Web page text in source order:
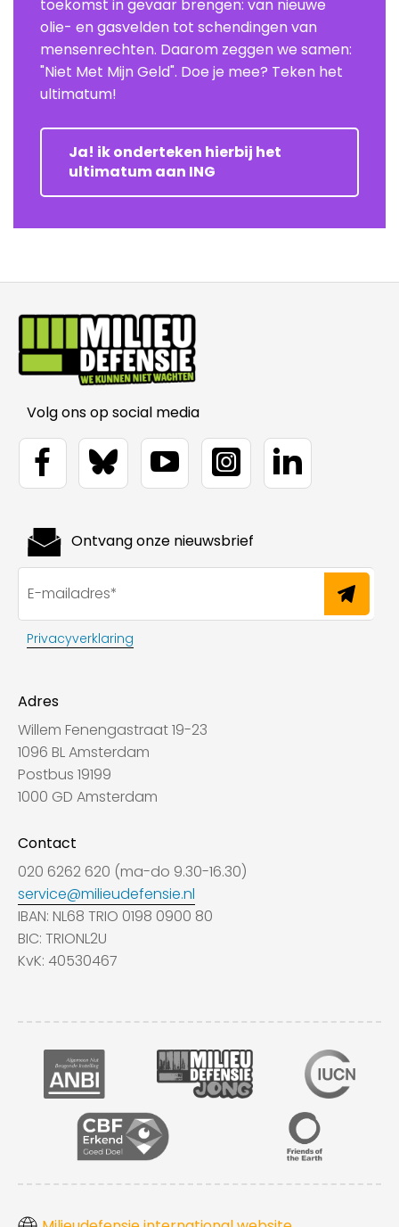
toekomst in gevaar brengen: van nieuwe
olie- en gasvelden tot schendingen van
mensenrechten. Daarom zeggen we samen:
"Niet Met Mijn Geld". Doe je mee? Teken het
ultimatum!
Ja! ik onderteken hierbij het
ultimatum aan ING
Volg ons op social media
Adres
Willem Fenengastraat 19-23
1096 BL Amsterdam
Postbus 19199
1000 GD Amsterdam
Contact
020 6262 620 (ma-do 9.30-16.30)
service@milieudefensie.nl
IBAN: NL68 TRIO 0198 0900 80
BIC: TRIONL2U
KvK: 40530467
Ontvang onze nieuwsbrief
Privacyverklaring